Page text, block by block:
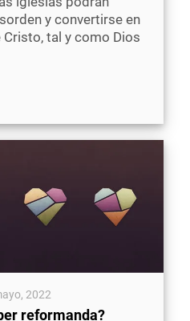
y convertirse en
tal y como Dios
2022
reformanda?